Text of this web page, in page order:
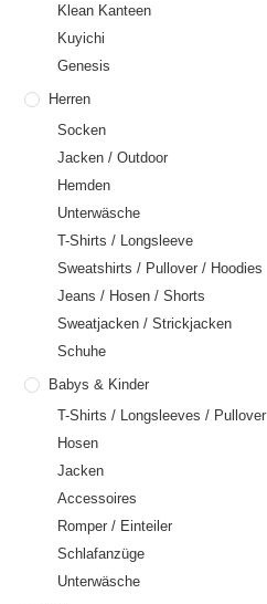
Klean Kanteen
Kuyichi
Genesis
Herren
Socken
Jacken / Outdoor
Hemden
Unterwäsche
T-Shirts / Longsleeve
Sweatshirts / Pullover / Hoodies
Jeans / Hosen / Shorts
Sweatjacken / Strickjacken
Schuhe
Babys & Kinder
T-Shirts / Longsleeves / Pullover
Hosen
Jacken
Accessoires
Romper / Einteiler
Schlafanzüge
Unterwäsche